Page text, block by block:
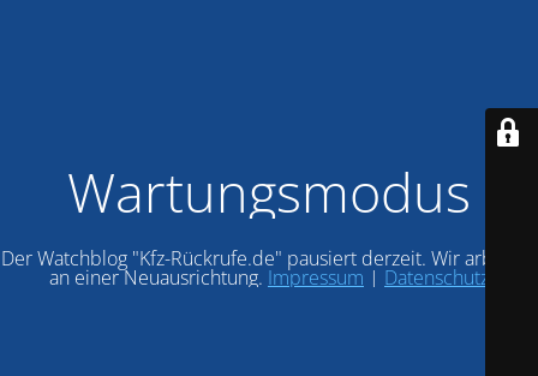
Wartungsmodus
Der Watchblog "Kfz-Rückrufe.de" pausiert derzeit. Wir arbeiten
an einer Neuausrichtung. Impressum | Datenschutz